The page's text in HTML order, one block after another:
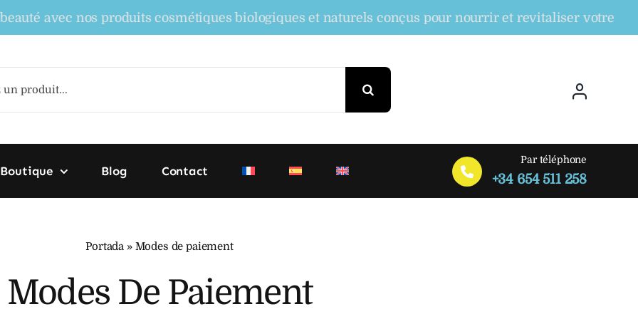
avec nos produits cosmétiques biologiques et naturels conçus pour nourrir et revitaliser votre peau,
Boutique Blog Contact
Par téléphone
+34 654 511 258
Portada » Modes de paiement
Modes De Paiement